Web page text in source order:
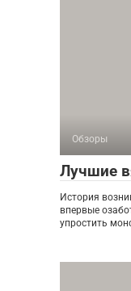
Обзоры
Лучшие
История
впервые
упростить